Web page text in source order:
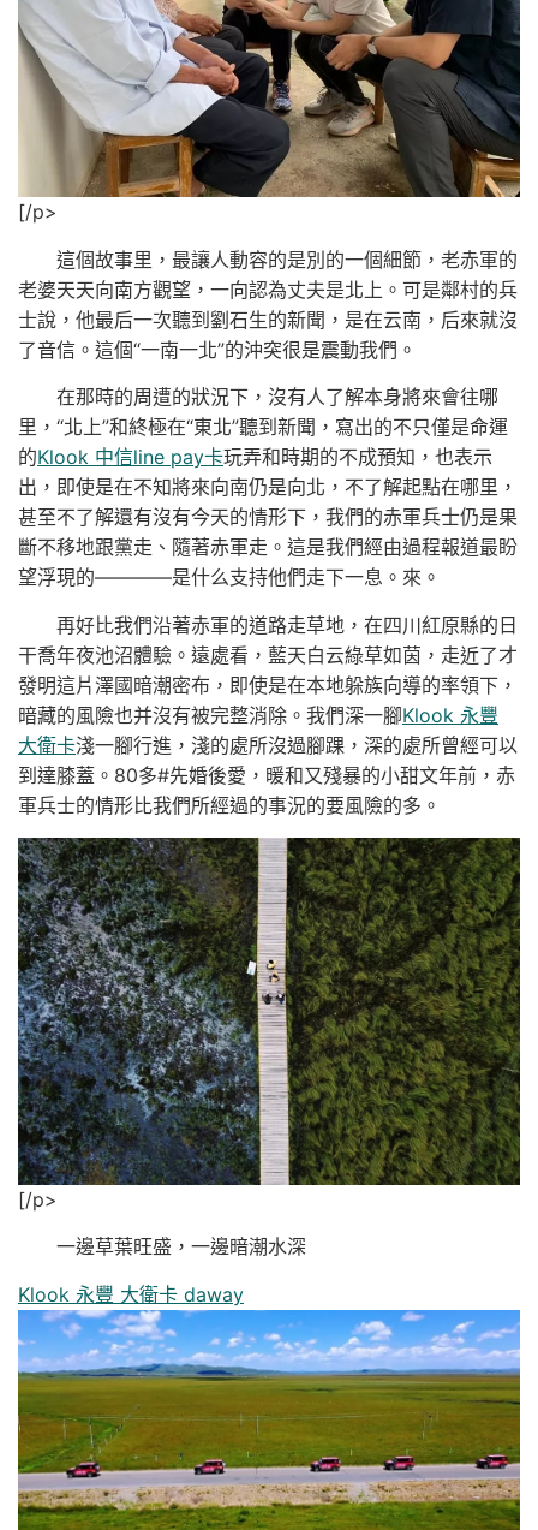
[/p>
這個故事里，最讓人動容的是別的一個細節，老赤軍的
老婆天天向南方觀望，一向認為丈夫是北上。可是鄰村的兵
士說，他最后一次聽到劉石生的新聞，是在云南，后來就沒
了音信。這個“一南一北”的沖突很是震動我們。
在那時的周遭的狀況下，沒有人了解本身將來會往哪
里，“北上”和終極在“東北”聽到新聞，寫出的不只僅是命運
的Klook 中信line pay卡玩弄和時期的不成預知，也表示
出，即使是在不知將來向南仍是向北，不了解起點在哪里，
甚至不了解還有沒有今天的情形下，我們的赤軍兵士仍是果
斷不移地跟黨走、隨著赤軍走。這是我們經由過程報道最盼
望浮現的————是什么支持他們走下一息。來。
再好比我們沿著赤軍的道路走草地，在四川紅原縣的日
干喬年夜池沼體驗。遠處看，藍天白云綠草如茵，走近了才
發明這片澤國暗潮密布，即使是在本地躲族向導的率領下，
暗藏的風險也并沒有被完整消除。我們深一腳Klook 永豐
大衛卡淺一腳行進，淺的處所沒過腳踝，深的處所曾經可以
到達膝蓋。80多#先婚後愛，暖和又殘暴的小甜文年前，赤
軍兵士的情形比我們所經過的事況的要風險的多。
[/p>
一邊草葉旺盛，一邊暗潮水深
Klook 永豐 大衛卡 daway